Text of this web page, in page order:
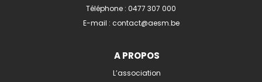
Téléphone : 0477 307 000
E-mail : contact@aesm.be
A PROPOS
L’association